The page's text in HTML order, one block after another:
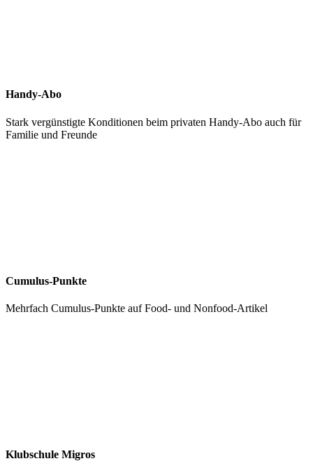
Handy-Abo
Stark vergünstigte Konditionen beim privaten Handy-Abo auch für
Familie und Freunde
Cumulus-Punkte
Mehrfach Cumulus-Punkte auf Food- und Nonfood-Artikel
Klubschule Migros